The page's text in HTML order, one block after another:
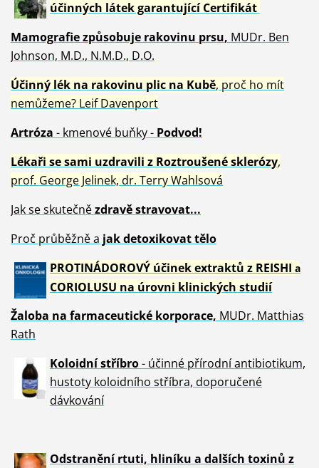
účinných látek garantující Certifikát
Mamografie způsobuje rakovinu prsu, MUDr. Ben
Johnson, M.D., N.M.D., D.O.
Účinný lék na rakovinu plic na Kubě, proč ho mít
nemůžeme? Leif Davenport
Artróza - kmenové buňky - Podvod!
Lékaři se sami uzdravili z Roztroušené sklerózy,
prof. George Jelinek, dr. Terry Wahlsová
Jak se skutečnězdravěstravovat...
Proč průběžně a jak detoxikovat tělo
PROTINÁDOROVÝ účinek extraktů z REISHI a
CORIOLUSU na úrovni klinických studií
Žaloba na farmaceutické korporace, MUDr. Matthias
Rath
Koloidní stříbro- účinné přírodní antibiotikum,
hustoty koloidního stříbra, doporučené
dávkování
Odstranění rtuti, hliníku a dalších toxinů z